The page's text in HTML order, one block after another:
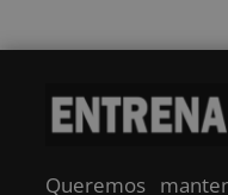
Queremos